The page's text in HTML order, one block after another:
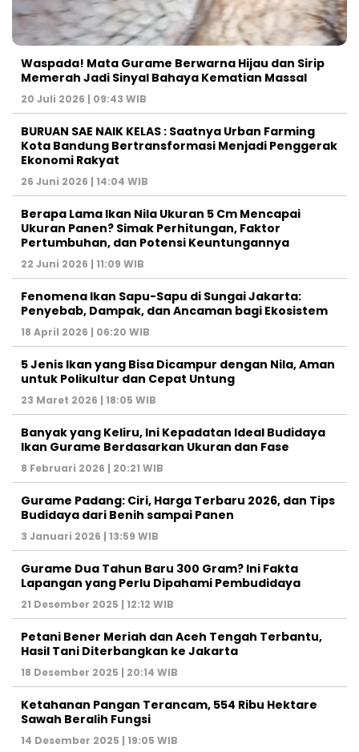
Waspada! Mata Gurame Berwarna Hijau dan Sirip
Memerah Jadi Sinyal Bahaya Kematian Massal
20 Juli 2026 | 09:43 WIB
BURUAN SAE NAIK KELAS : Saatnya Urban Farming
Kota Bandung Bertransformasi Menjadi Penggerak
Ekonomi Rakyat
26 Juni 2026 | 14:04 WIB
Berapa Lama Ikan Nila Ukuran 5 Cm Mencapai
Ukuran Panen? Simak Perhitungan, Faktor
Pertumbuhan, dan Potensi Keuntungannya
22 Juni 2026 | 11:09 WIB
Fenomena Ikan Sapu-Sapu di Sungai Jakarta:
Penyebab, Dampak, dan Ancaman bagi Ekosistem
18 April 2026 | 06:20 WIB
5 Jenis Ikan yang Bisa Dicampur dengan Nila, Aman
untuk Polikultur dan Cepat Untung
23 Maret 2026 | 18:05 WIB
Banyak yang Keliru, Ini Kepadatan Ideal Budidaya
Ikan Gurame Berdasarkan Ukuran dan Fase
8 Februari 2026 | 20:21 WIB
Gurame Padang: Ciri, Harga Terbaru 2026, dan Tips
Budidaya dari Benih sampai Panen
3 Januari 2026 | 13:59 WIB
Gurame Dua Tahun Baru 300 Gram? Ini Fakta
Lapangan yang Perlu Dipahami Pembudidaya
21 Desember 2025 | 12:12 WIB
Petani Bener Meriah dan Aceh Tengah Terbantu,
Hasil Tani Diterbangkan ke Jakarta
18 Desember 2025 | 20:14 WIB
Ketahanan Pangan Terancam, 554 Ribu Hektare
Sawah Beralih Fungsi
14 Desember 2025 | 19:05 WIB